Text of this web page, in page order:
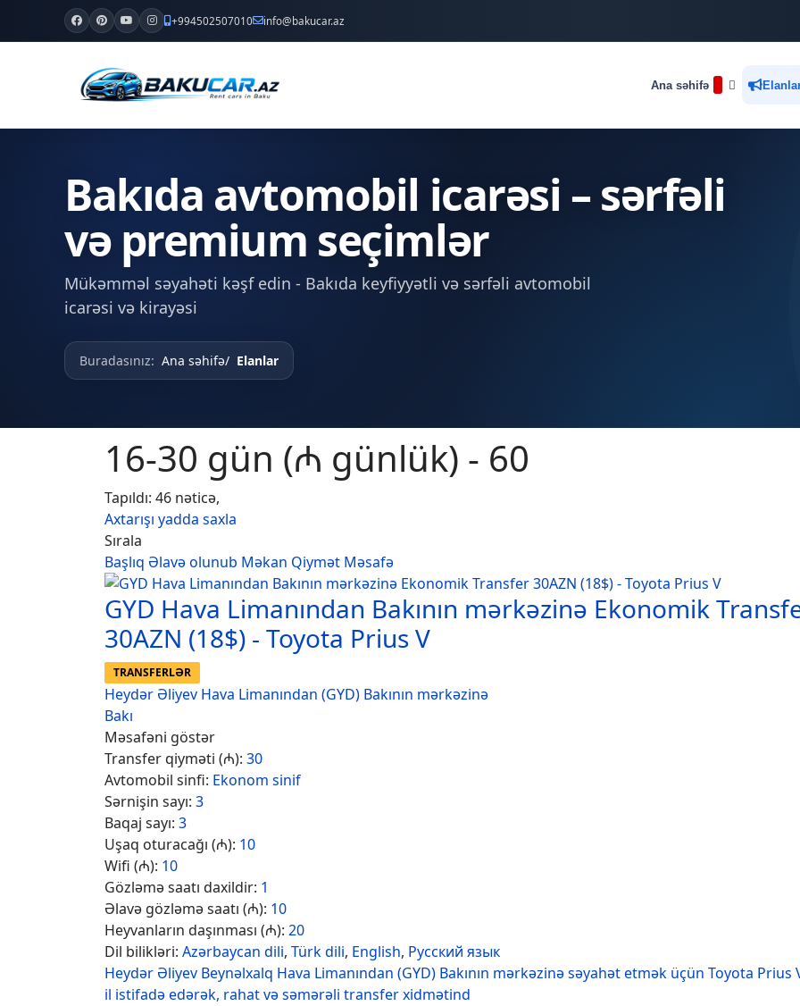
+994502507010 info@bakucar.az
Ana səhifə
Bakıda avtomobil icarəsi – sərfəli
və premium seçimlər
Mükəmməl səyahəti kəşf edin - Bakıda keyfiyyətli və sərfəli avtomobil
icarəsi və kirayəsi
Buradasınız: Ana səhifə Elanlar
16-30 gün (₼ günlük) - 60
Tapıldı: 46 nəticə,
Axtarışı yadda saxla
Sırala
Başlıq Əlavə olunub Məkan Qiymət Məsafə
GYD Hava Limanından Bakının mərkəzinə Ekonomik
30AZN (18$) - Toyota Prius V
TRANSFERLƏR
Heydər Əliyev Hava Limanından (GYD) Bakının mərkəzinə
Bakı
Məsafəni göstər
Transfer qiyməti (₼): 30
Avtomobil sinfi: Ekonom sinif
Sərnişin sayı: 3
Baqaj sayı: 3
Uşaq oturacağı (₼): 10
Wifi (₼): 10
Gözləmə saatı daxildir: 1
Əlavə gözləmə saatı (₼): 10
Heyvanların daşınması (₼): 20
Dil bilikləri: Azərbaycan dili, Türk dili, English, Русский язык
Heydər Əliyev Beynəlxalq Hava Limanından (GYD) Bakının mərkəzinə səyahət etmək üçün Toyota Prius
il istifadə edərək, rahat və səmərəli transfer xidmətind